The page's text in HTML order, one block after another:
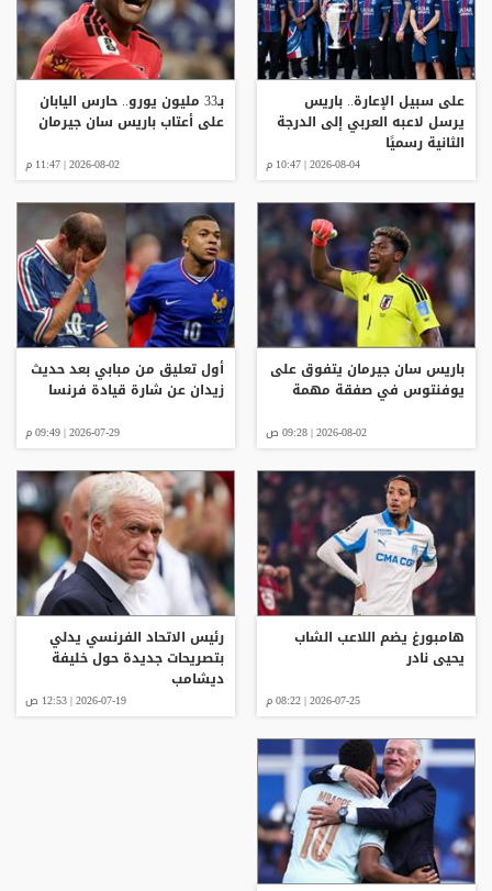
على سبيل الإعارة.. باريس
يرسل لاعبه العربي إلى الدرجة
الثانية رسميًا
2026-08-04 | 10:47 م
بـ33 مليون يورو.. حارس اليابان
على أعتاب باريس سان جيرمان
2026-08-02 | 11:47 م
باريس سان جيرمان يتفوق على
يوفنتوس في صفقة مهمة
2026-08-02 | 09:28 ص
أول تعليق من مبابي بعد حديث
زيدان عن شارة قيادة فرنسا
2026-07-29 | 09:49 م
هامبورغ يضم اللاعب الشاب
يحيى نادر
2026-07-25 | 08:22 م
رئيس الاتحاد الفرنسي يدلي
بتصريحات جديدة حول خليفة
ديشامب
2026-07-19 | 12:53 ص